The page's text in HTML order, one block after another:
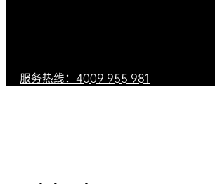
服务热线：4009 955 981